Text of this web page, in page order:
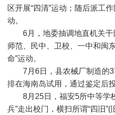
区开展“四清”运动；随后派工
动。
6月，地委抽调地直机关干
师范、民中、卫校、一中和闽
命”运动。
7月6日，县农械厂制造的
排在海南岛试用，通过鉴定后
8月25日，福安5所中等学校
兵”走出校门，横扫所谓“四旧”(